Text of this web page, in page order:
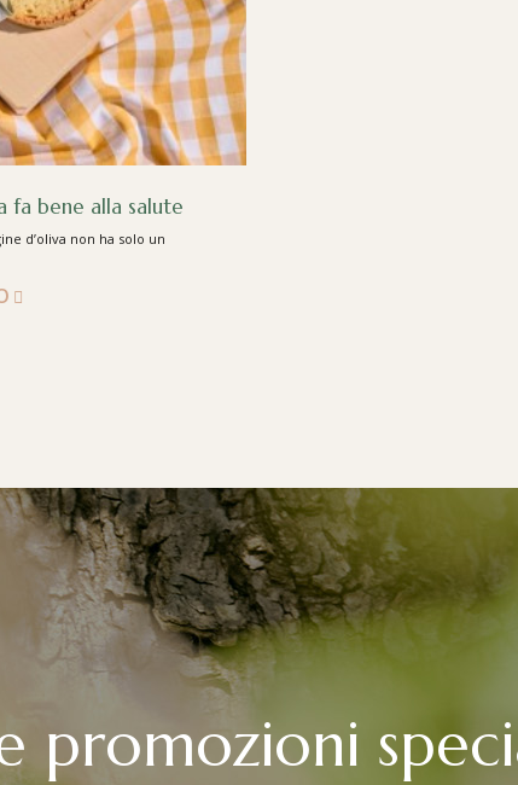
fa bene alla salute
d’oliva non ha solo un
promozioni